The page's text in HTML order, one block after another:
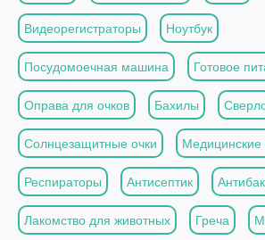
Видеорегистраторы Ноутбук
Посудомоечная машина Готовое
Оправа для очков Бахилы
Солнцезащитные очки Медицинские
Респираторы Антисептик
Лакомство для животных Греча